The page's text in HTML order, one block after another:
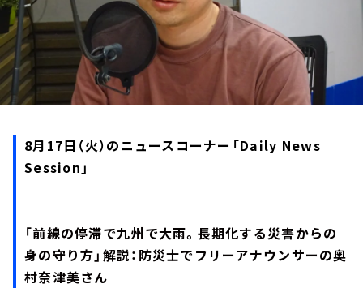
8月17日（火）のニュースコーナー「Daily News
Session」
「前線の停滞で九州で大雨。長期化する災害からの
身の守り方」解説：防災士でフリーアナウンサーの奥
村奈津美さん